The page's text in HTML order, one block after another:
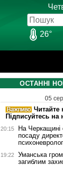
26°
ОСТАННІ
05
Читайте
Підписуйтесь на
20:15
На Черкащині
посаду
19:22
Уманська
загиблим